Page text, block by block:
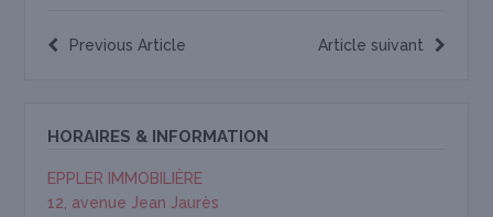
Article suivant
Previous Article
HORAIRES & INFORMATION
EPPLER IMMOBILIÈRE
12, avenue Jean Jaurès